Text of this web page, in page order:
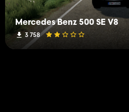
Mercedes Benz 500 SE V8
3 758